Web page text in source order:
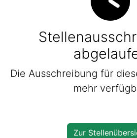
Die Ausschreibung für
mehr
Zur